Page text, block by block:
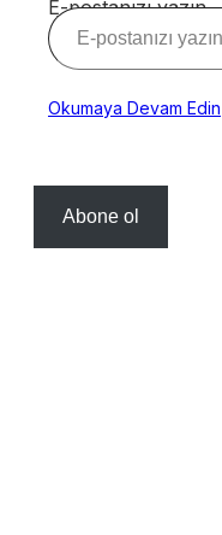
E-postanızı yazın…
Okumaya Devam Edin
Abone ol